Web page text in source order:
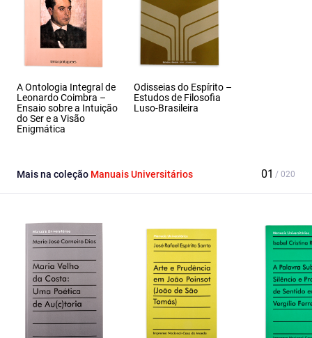
A Ontologia Integral de
Leonardo Coimbra –
Ensaio sobre a Intuição
do Ser e a Visão
Enigmática
Odisseias do Espírito –
Estudos de Filosofia
Luso-Brasileira
Mais na coleção Manuais Universitários